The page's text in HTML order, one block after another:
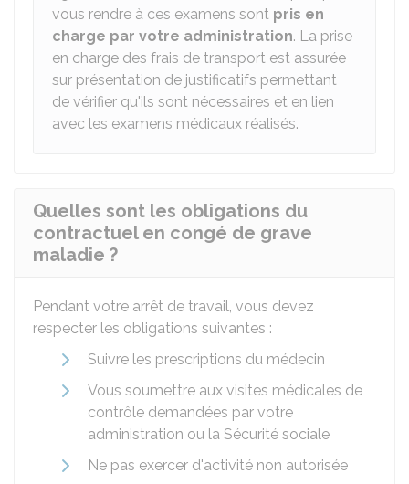
vous rendre à ces examens sont pris en
charge par votre administration. La prise
en charge des frais de transport est assurée
sur présentation de justificatifs permettant
de vérifier qu'ils sont nécessaires et en lien
avec les examens médicaux réalisés.
Quelles sont les obligations du
contractuel en congé de grave
maladie ?
Pendant votre arrêt de travail, vous devez
respecter les obligations suivantes :
Suivre les prescriptions du médecin
Vous soumettre aux visites médicales de
contrôle demandées par votre
administration ou la Sécurité sociale
Ne pas exercer d'activité non autorisée